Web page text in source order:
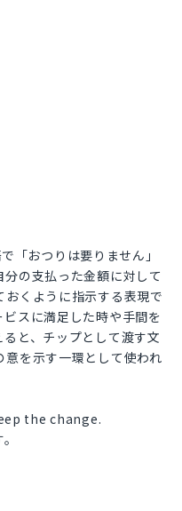
「おつりは要りません」
の支払った金額に対して
くように指示する表現で
スに満足した時や手間を
と、チップとして渡す文
を示す一環として使われ
the change.